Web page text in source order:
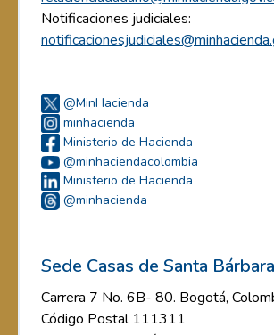
Notificaciones judiciales:
@MinHacienda
minhacienda
Ministerio de Hacienda
@minhaciendacolombia
Ministerio de Hacienda
@minhacienda
Sede Casas de Santa Bárbara
Carrera 7 No. 6B- 80. Bogotá,
Código Postal 111311